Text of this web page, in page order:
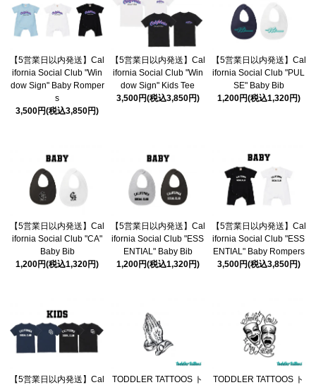
【5営業日以内発送】Cal
ifornia Social Club "Win
dow Sign" Baby Romper
s
3,500円(税込3,850円)
【5営業日以内発送】Cal
ifornia Social Club "Win
dow Sign" Kids Tee
3,500円(税込3,850円)
【5営業日以内発送】Cal
ifornia Social Club "PUL
SE" Baby Bib
1,200円(税込1,320円)
【5営業日以内発送】Cal
ifornia Social Club "CA"
Baby Bib
1,200円(税込1,320円)
【5営業日以内発送】Cal
ifornia Social Club "ESS
ENTIAL" Baby Bib
1,200円(税込1,320円)
【5営業日以内発送】Cal
ifornia Social Club "ESS
ENTIAL" Baby Rompers
3,500円(税込3,850円)
【5営業日以内発送】Cal
TODDLER TATTOOS ト
TODDLER TATTOOS ト